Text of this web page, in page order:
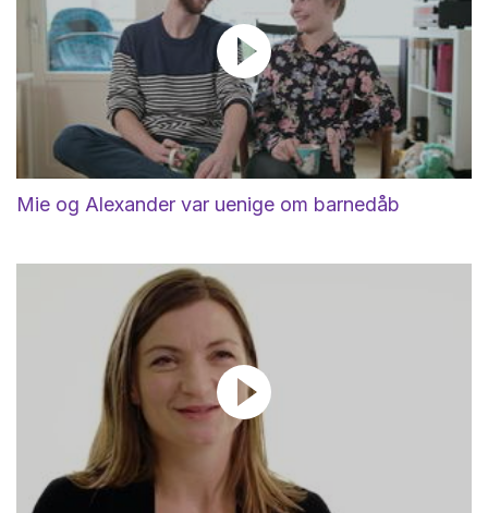
Mie og Alexander var uenige om barnedåb